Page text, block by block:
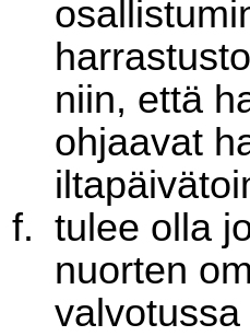
niin, että
ohjaavat
tulee olla
nuorten